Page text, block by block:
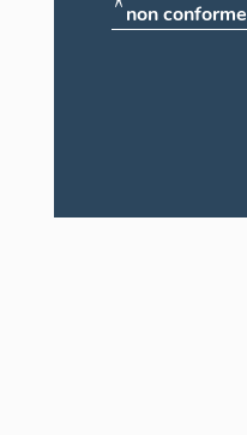
non conforme